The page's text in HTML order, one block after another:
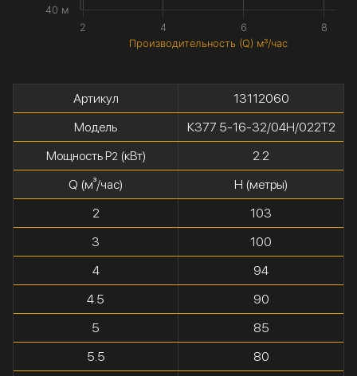
Производительность (Q) м³/час
2 4 6 8
40 м
Артикул
13112060
Модель
К377 5-16-32/04Н/022Т2
Мощность P2(кВт)
2.2
Q (м³/час)
H (метры)
2
103
3
100
4
94
4.5
90
5
85
5.5
80